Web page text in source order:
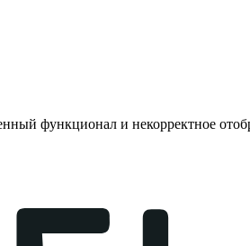
функционал и некорректное